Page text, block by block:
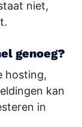
niet,
genoeg?
hosting,
kan
in